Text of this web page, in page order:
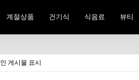
계절상품 건기식 식음료 뷰티
인 게시물 표시